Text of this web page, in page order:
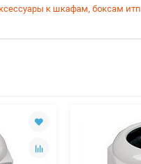
к шкафам, боксам итп